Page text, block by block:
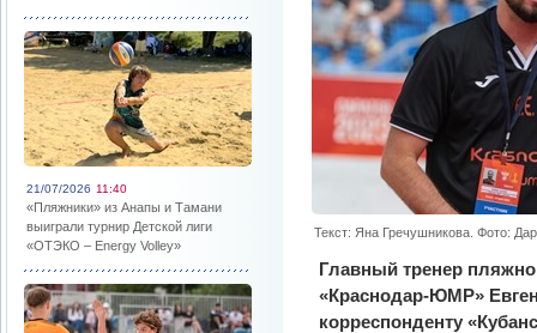
21/07/2026 11:40
«Пляжники» из Анапы и Тамани
выиграли турнир Детской лиги
«ОТЭКО – Energy Volley»
Текст: Яна Гречушникова. Фото:
Главный тренер
«Краснодар-ЮМР»
корреспонденту